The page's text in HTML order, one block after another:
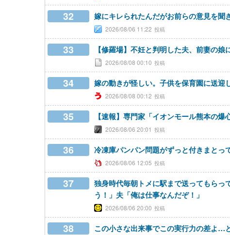
32 嫁にキレられたんだがお前らの意見を聞
2026/08/06 11:22
33 【修羅場】不妊と判明した夫、前妻の
2026/08/08 00:10
34 嫁の動きが怪しい。子供を保育園に送迎
2026/08/08 00:12
35 【速報】専門家「イオンモール熊本の
2026/08/06 20:01
36 冷凍庫パンパン問題がずっと付きまとっ
2026/08/06 12:05
37
独身時代毎朝トメに駅まで送ってもらっ
う！」夫「俺は仕事なんだぞ！」
2026/08/06 20:00
38 この小さな出来事でこの実行力の差よ…